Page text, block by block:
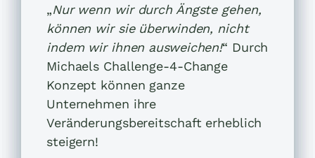
„Nur wenn wir durch Ängste gehen,
können wir sie überwinden, nicht
indem wir ihnen ausweichen!“ Durch
Michaels Challenge-4-Change
Konzept können ganze
Unternehmen ihre
Veränderungsbereitschaft erheblich
steigern!